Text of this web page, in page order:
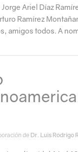
Ariel Díaz
Ramírez
amigos todos. A
de Dr. Luis Rodrigo